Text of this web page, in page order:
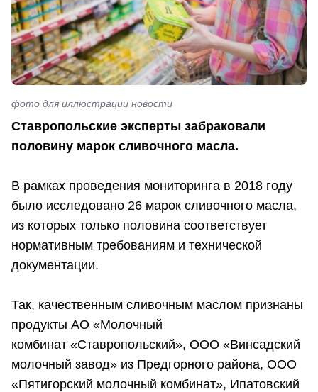
фото для иллюстрации новости
Ставропольские эксперты забраковали
половину марок сливочного масла.
В рамках проведения мониторинга в 2018 году
было исследовано 26 марок сливочного масла,
из которых только половина соответствует
нормативным требованиям и технической
документации.
Так, качественным сливочным маслом признаны
продукты АО «Молочный
комбинат «Ставропольский», ООО «Винсадский
молочный завод» из Предгорного района, ООО
«Пятигорский молочный комбинат», Ипатовский